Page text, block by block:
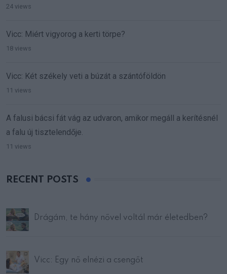
24 views
Vicc: Miért vigyorog a kerti törpe?
18 views
Vicc: Két székely veti a búzát a szántóföldön
11 views
A falusi bácsi fát vág az udvaron, amikor megáll a kerítésnél
a falu új tisztelendője.
11 views
RECENT POSTS
Drágám, te hány nővel voltál már életedben?
Vicc: Egy nő elnézi a csengőt